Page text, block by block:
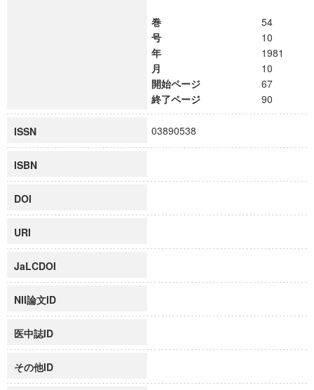
巻
54
号
10
年
1981
月
10
開始ページ
67
終了ページ
90
ISSN 03890538
ISBN
DOI
URI
JaLCDOI
NII論文ID
医中誌ID
その他ID